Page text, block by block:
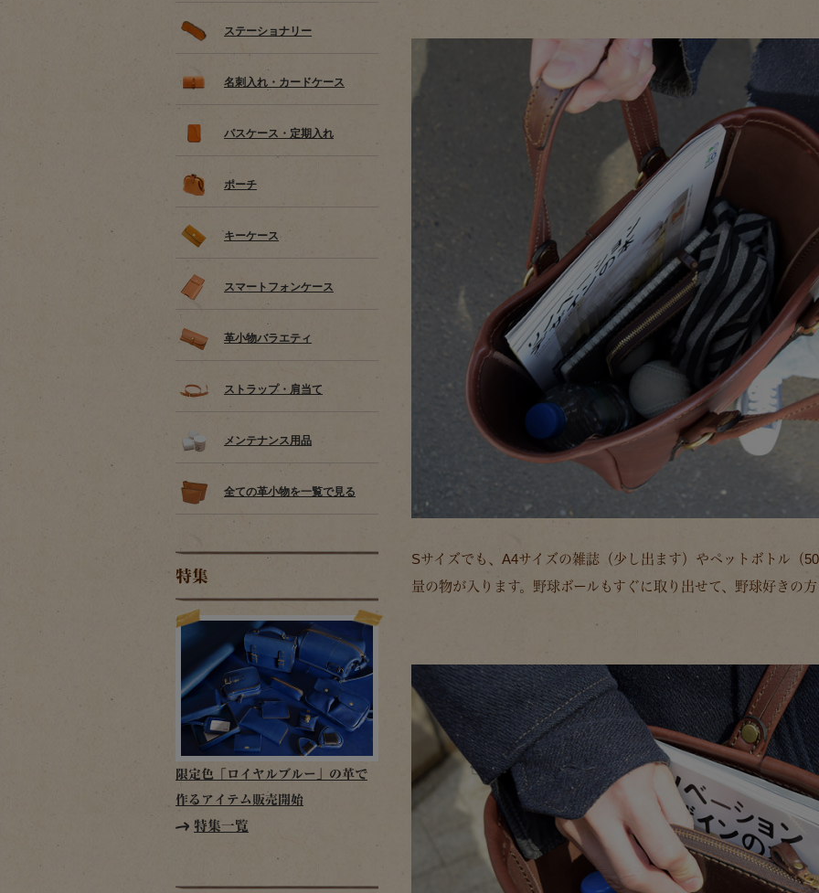
ステーショナリー
名刺入れ・カードケース
パスケース・定期入れ
ポーチ
キーケース
スマートフォンケース
革小物バラエティ
ストラップ・肩当て
メンテナンス用品
全ての革小物を一覧で見る
特集
限定色「ロイヤルブルー」の革で
作るアイテム販売開始
特集一覧
Sサイズでも、A4サイズの雑誌（少し出ます）やペットボトル（
量の物が入ります。野球ボールもすぐに取り出せて、野球好きの